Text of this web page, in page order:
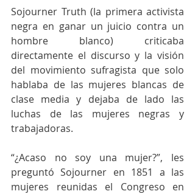
Sojourner Truth (la primera activista
negra en ganar un juicio contra un
hombre blanco) criticaba
directamente el discurso y la visión
del movimiento sufragista que solo
hablaba de las mujeres blancas de
clase media y dejaba de lado las
luchas de las mujeres negras y
trabajadoras.
“¿Acaso no soy una mujer?”, les
preguntó Sojourner en 1851 a las
mujeres reunidas el Congreso en